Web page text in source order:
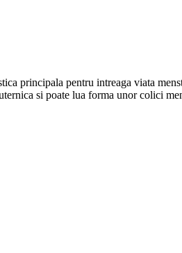
principala pentru intreaga viata
si poate lua forma unor colici